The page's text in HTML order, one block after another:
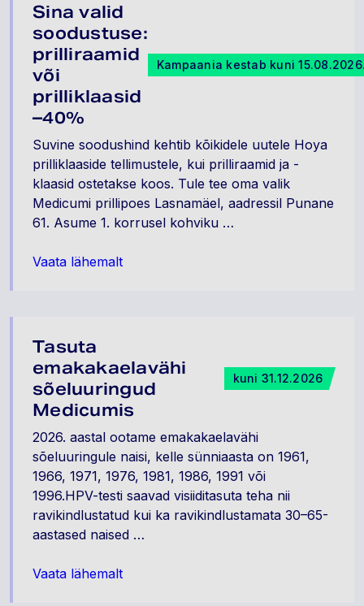
Sina valid
soodustuse:
prilliraamid
või
prilliklaasid
–40%
Kampaania kestab kuni
Suvine soodushind kehtib kõikidele uutele Hoya
prilliklaaside tellimustele, kui prilliraamid ja -
klaasid ostetakse koos. Tule tee oma valik
Medicumi prillipoes Lasnamäel, aadressil Punane
61. Asume 1. korrusel kohviku …
Vaata lähemalt
Tasuta
emakakaelavähi
sõeluuringud
Medicumis
kuni 31.12.2026
2026. aastal ootame emakakaelavähi
sõeluuringule naisi, kelle sünniaasta on 1961,
1966, 1971, 1976, 1981, 1986, 1991 või
1996.HPV-testi saavad visiiditasuta teha nii
ravikindlustatud kui ka ravikindlustamata 30–65-
aastased naised …
Vaata lähemalt